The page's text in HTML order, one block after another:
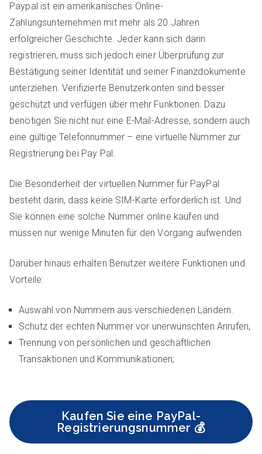
Paypal ist ein amerikanisches Online-
Zahlungsunternehmen mit mehr als 20 Jahren
erfolgreicher Geschichte. Jeder kann sich darin
registrieren, muss sich jedoch einer Überprüfung zur
Bestätigung seiner Identität und seiner Finanzdokumente
unterziehen. Verifizierte Benutzerkonten sind besser
geschützt und verfügen über mehr Funktionen. Dazu
benötigen Sie nicht nur eine E-Mail-Adresse, sondern auch
eine gültige Telefonnummer – eine virtuelle Nummer zur
Registrierung bei Pay Pal.
Die Besonderheit der virtuellen Nummer für PayPal
besteht darin, dass keine SIM-Karte erforderlich ist. Und
Sie können eine solche Nummer online kaufen und
müssen nur wenige Minuten für den Vorgang aufwenden.
Darüber hinaus erhalten Benutzer weitere Funktionen und
Vorteile:
Auswahl von Nummern aus verschiedenen Ländern.
Schutz der echten Nummer vor unerwünschten Anrufen;
Trennung von persönlichen und geschäftlichen
Transaktionen und Kommunikationen;
Kaufen Sie eine PayPal-
Registrierungsnummer 💰